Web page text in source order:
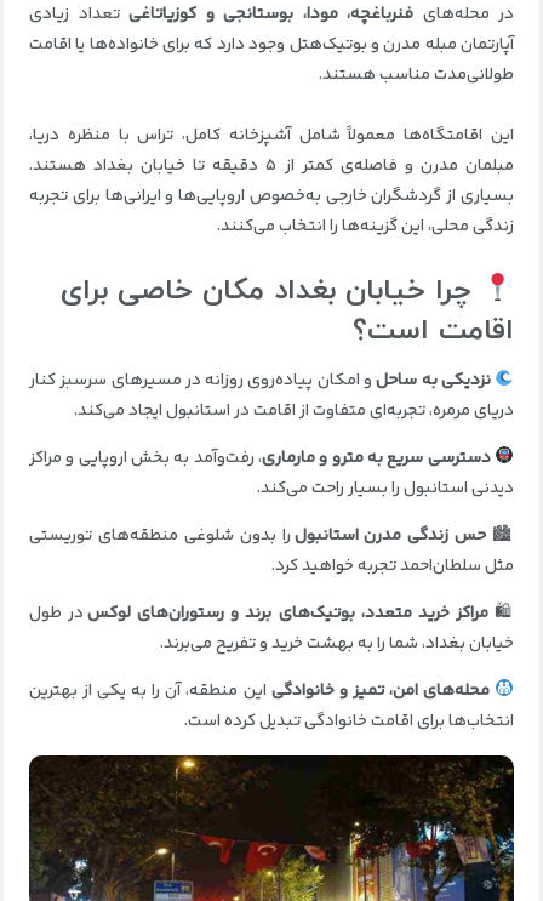
در محله‌های فنرباغچه، مودا، بوستانجی و کوزیاتاغی تعداد زیادی
آپارتمان مبله مدرن و بوتیک‌هتل وجود دارد که برای خانواده‌ها یا اقامت
طولانی‌مدت مناسب هستند.
این اقامتگاه‌ها معمولاً شامل آشپزخانه کامل، تراس با منظره دریا،
مبلمان مدرن و فاصله‌ی کمتر از ۵ دقیقه تا خیابان بغداد هستند.
بسیاری از گردشگران خارجی به‌خصوص اروپایی‌ها و ایرانی‌ها برای تجربه
زندگی محلی، این گزینه‌ها را انتخاب می‌کنند.
چرا خیابان بغداد مکان خاصی برای
اقامت است؟
نزدیکی به ساحلو امکان پیاده‌روی روزانه در مسیرهای سرسبز کنار
دریای مرمره، تجربه‌ای متفاوت از اقامت در استانبول ایجاد می‌کند.
دسترسی سریع به مترو و مارماری، رفت‌و‌آمد به بخش اروپایی و مراکز
دیدنی استانبول را بسیار راحت می‌کند.
🏙حس زندگی مدرن استانبولرا بدون شلوغی منطقه‌های توریستی
مثل سلطان‌احمد تجربه خواهید کرد.
🛍مراکز خرید متعدد، بوتیک‌های برند و رستوران‌های لوکسدر طول
خیابان بغداد، شما را به بهشت خرید و تفریح می‌برند.
محله‌های امن، تمیز و خانوادگی این منطقه، آن را به یکی از بهترین
انتخاب‌ها برای اقامت خانوادگی تبدیل کرده است.